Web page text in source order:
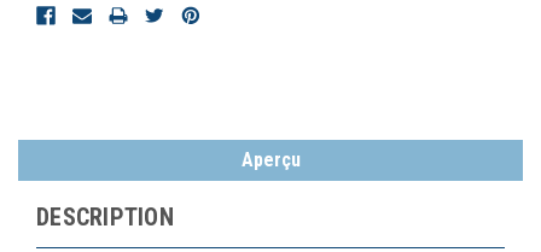
Aperçu
DESCRIPTION